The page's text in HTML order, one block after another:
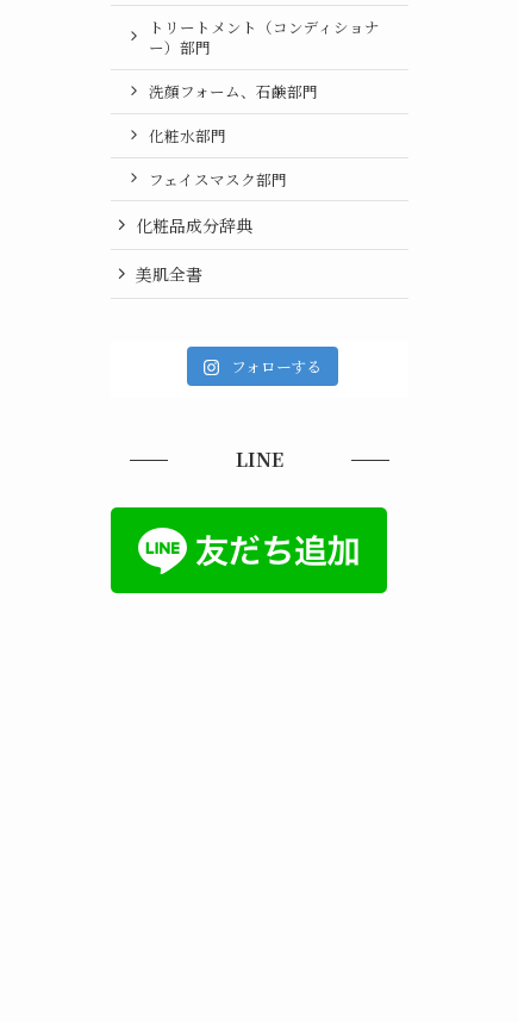
トリートメント（コンディショナ
ー）部門
洗顔フォーム、石鹸部門
化粧水部門
フェイスマスク部門
化粧品成分辞典
美肌全書
フォローする
LINE